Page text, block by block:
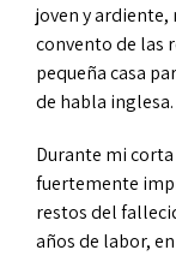
joven y
convento de las
pequeña casa
de habla inglesa.
Durante mi corta
fuertemente
restos del
años de labor,